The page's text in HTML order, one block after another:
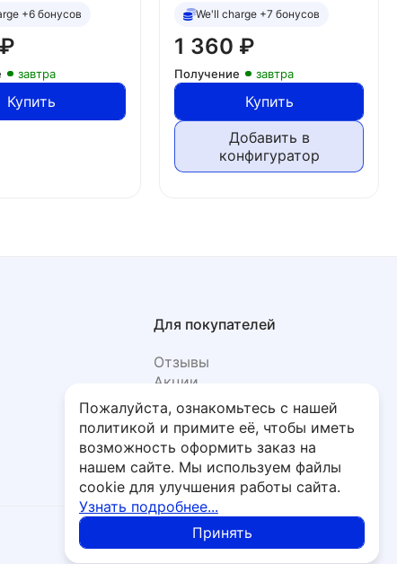
+6 бонусов
₽
завтра
Купить
We'll charge +7 бонусов
1 360 ₽
Получение завтра
Купить
Добавить в
конфигуратор
Для покупателей
Отзывы
Акции
Фото
Политика обработки персональных данных
Пожалуйста, ознакомьтесь с нашей
политикой и примите её, чтобы иметь
возможность оформить заказ на
нашем сайте. Мы используем файлы
cookie для улучшения работы сайта.
Узнать подробнее...
Принять